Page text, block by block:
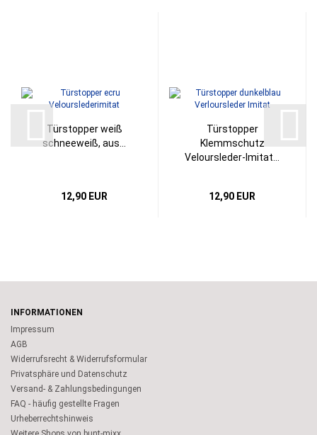
Türstopper weiß
schneeweiß, aus...
12,90 EUR
Türstopper
Klemmschutz
Veloursleder-Imitat...
12,90 EUR
INFORMATIONEN
Impressum
AGB
Widerrufsrecht & Widerrufsformular
Privatsphäre und Datenschutz
Versand- & Zahlungsbedingungen
FAQ - häufig gestellte Fragen
Urheberrechtshinweis